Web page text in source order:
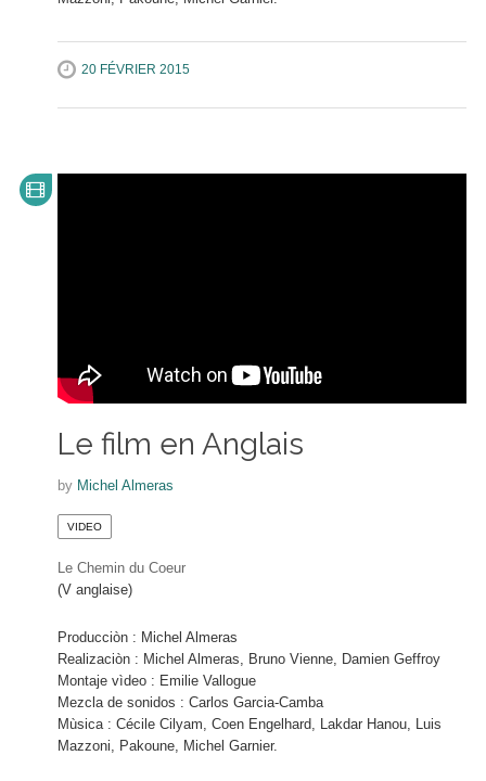
20 FÉVRIER 2015
Le film en Anglais
by Michel Almeras
VIDEO
Le Chemin du Coeur
(V anglaise)
Producciòn : Michel Almeras
Realizaciòn : Michel Almeras, Bruno Vienne, Damien Geffroy
Montaje vìdeo : Emilie Vallogue
Mezcla de sonidos : Carlos Garcia-Camba
Mùsica : Cécile Cilyam, Coen Engelhard, Lakdar Hanou, Luis
Mazzoni, Pakoune, Michel Garnier.